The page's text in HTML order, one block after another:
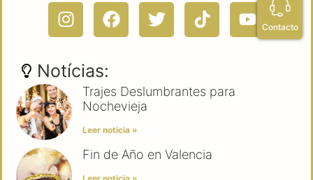
Notícias:
Trajes Deslumbrantes para
Nochevieja
Leer noticia »
Fin de Año en Valencia
Contacto